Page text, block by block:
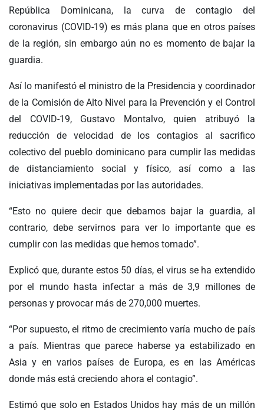
República Dominicana, la curva de contagio del
coronavirus (COVID-19) es más plana que en otros países
de la región, sin embargo aún no es momento de bajar la
guardia.
Así lo manifestó el ministro de la Presidencia y coordinador
de la Comisión de Alto Nivel para la Prevención y el Control
del COVID-19, Gustavo Montalvo, quien atribuyó la
reducción de velocidad de los contagios al sacrifico
colectivo del pueblo dominicano para cumplir las medidas
de distanciamiento social y físico, así como a las
iniciativas implementadas por las autoridades.
“Esto no quiere decir que debamos bajar la guardia, al
contrario, debe servirnos para ver lo importante que es
cumplir con las medidas que hemos tomado”.
Explicó que, durante estos 50 días, el virus se ha extendido
por el mundo hasta infectar a más de 3,9 millones de
personas y provocar más de 270,000 muertes.
“Por supuesto, el ritmo de crecimiento varía mucho de país
a país. Mientras que parece haberse ya estabilizado en
Asia y en varios países de Europa, es en las Américas
donde más está creciendo ahora el contagio”.
Estimó que solo en Estados Unidos hay más de un millón